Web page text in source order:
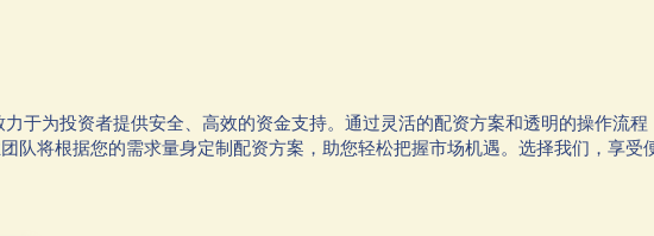
于为投资者提供安全、高效的资金支持。通过灵活的配资方案和透明的操作流
队将根据您的需求量身定制配资方案，助您轻松把握市场机遇。选择我们，享